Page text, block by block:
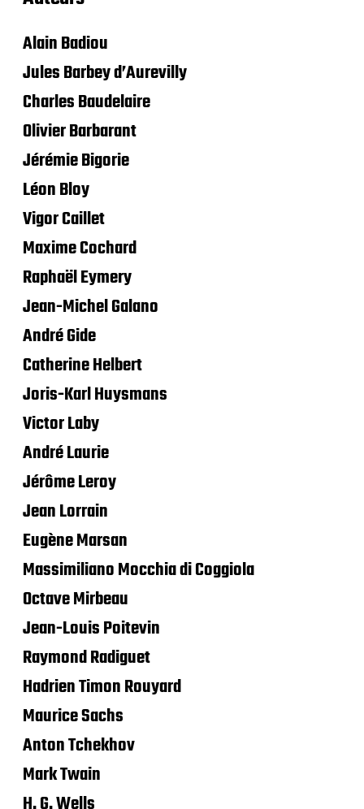
Alain Badiou
Jules Barbey d’Aurevilly
Charles Baudelaire
Olivier Barbarant
Jérémie Bigorie
Léon Bloy
Vigor Caillet
Maxime Cochard
Raphaël Eymery
Jean-Michel Galano
André Gide
Catherine Helbert
Joris-Karl Huysmans
Victor Laby
André Laurie
Jérôme Leroy
Jean Lorrain
Eugène Marsan
Massimiliano Mocchia di Coggiola
Octave Mirbeau
Jean-Louis Poitevin
Raymond Radiguet
Hadrien Timon Rouyard
Maurice Sachs
Anton Tchekhov
Mark Twain